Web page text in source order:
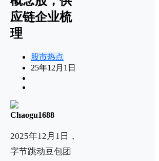
应链企业梳
理
股市热点
25年12月1日
Chaogu1688
2025年12月1日，
字节跳动豆包团